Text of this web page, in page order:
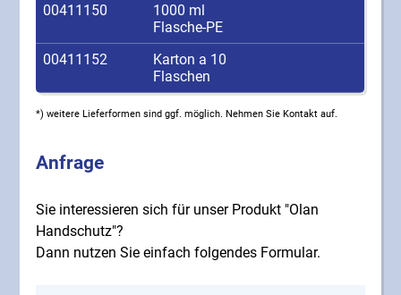
00411150
1000 ml
Flasche-PE
00411152
Karton a 10
Flaschen
*) weitere Lieferformen sind ggf. möglich. Nehmen Sie Kontakt auf.
Anfrage
Sie interessieren sich für unser Produkt "Olan
Handschutz"?
Dann nutzen Sie einfach folgendes Formular.